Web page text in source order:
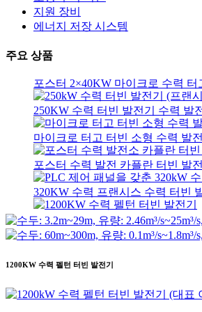
지원 장비
에너지 저장 시스템
주요 상품
20피트 250kWh 582kWh 컨테이너
소형 10kW 12kW 15kW 20kW 마
포스터 2×40KW 마이크로 수력 터
250KW 수력 터빈 발전기 수력 발
마이크로 터고 터빈 소형 수력 발
포스터 수력 발전 카플란 터빈 발
320KW 수력 프랜시스 수력 터빈
1200KW 수력 펠턴 터빈 발전기
20피트 250kWh 582kWh 컨테이너
1200KW 수력 펠턴 터빈 발전기